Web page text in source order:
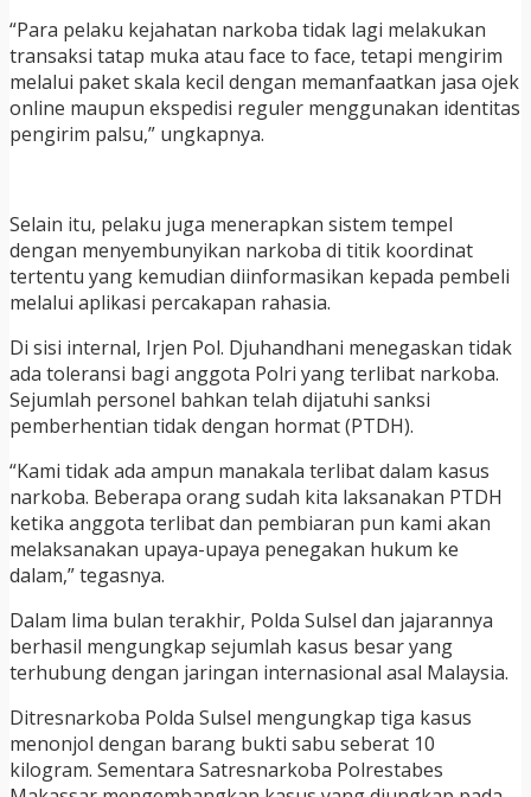
“Para pelaku kejahatan narkoba tidak lagi melakukan
transaksi tatap muka atau face to face, tetapi mengirim
melalui paket skala kecil dengan memanfaatkan jasa ojek
online maupun ekspedisi reguler menggunakan identitas
pengirim palsu,” ungkapnya.
Selain itu, pelaku juga menerapkan sistem tempel
dengan menyembunyikan narkoba di titik koordinat
tertentu yang kemudian diinformasikan kepada pembeli
melalui aplikasi percakapan rahasia.
Di sisi internal, Irjen Pol. Djuhandhani menegaskan tidak
ada toleransi bagi anggota Polri yang terlibat narkoba.
Sejumlah personel bahkan telah dijatuhi sanksi
pemberhentian tidak dengan hormat (PTDH).
“Kami tidak ada ampun manakala terlibat dalam kasus
narkoba. Beberapa orang sudah kita laksanakan PTDH
ketika anggota terlibat dan pembiaran pun kami akan
melaksanakan upaya-upaya penegakan hukum ke
dalam,” tegasnya.
Dalam lima bulan terakhir, Polda Sulsel dan jajarannya
berhasil mengungkap sejumlah kasus besar yang
terhubung dengan jaringan internasional asal Malaysia.
Ditresnarkoba Polda Sulsel mengungkap tiga kasus
menonjol dengan barang bukti sabu seberat 10
kilogram. Sementara Satresnarkoba Polrestabes